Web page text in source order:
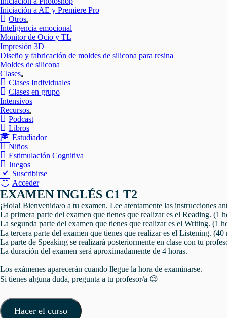
Iniciación a AE y Premiere Pro
Otros
Mostrar
el
submenú
Inteligencia emocional
Monitor de Ocio y TL
Impresión 3D
Diseño y fabricación de moldes de silicona para resina
Moldes de silicona
Clases
Mostrar
el
submenú
Clases Individuales
Clases en grupo
Intensivos
Recursos
Mostrar
el
Podcast
Libros
Estudiador
Niños
Estimulación Cognitiva
Juegos
Suscribirse
Acceder
EXAMEN INGLÉS C1 T2
¡Hola! Bienvenida/o a tu examen. Lee atentamente las instrucciones
La primera parte del examen que tienes que realizar es el Reading. (1
La segunda parte del examen que tienes que realizar es el Writing. (1
La tercera parte del examen que tienes que realizar es el Listening. (40
La parte de Speaking se realizará posteriormente en clase con tu
La duración del examen será aproximadamente de 4 horas.
Los exámenes aparecerán cuando llegue la hora de examinarse.
Si tienes alguna duda, pregunta a tu profesor/a 😉
Hacer el curso